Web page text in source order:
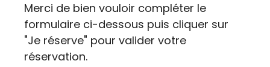
Merci de bien vouloir compléter le
formulaire ci-dessous puis cliquer sur
"Je réserve" pour valider votre
réservation.